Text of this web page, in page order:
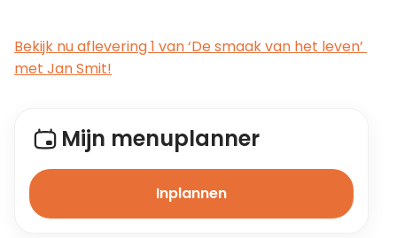
Bekijk nu aflevering 1 van ‘De smaak van het leven’
met Jan Smit!
Mijn menuplanner
Inplannen